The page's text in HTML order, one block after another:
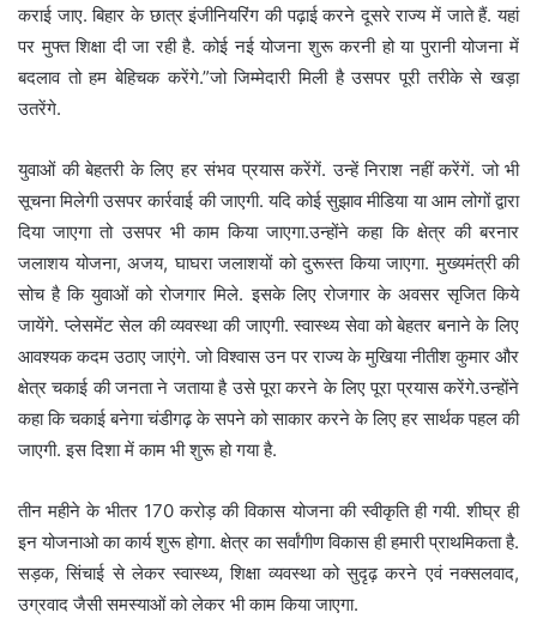
कराई जाए. बिहार के छात्र इंजीनियरिंग की पढ़ाई करने दूसरे राज्य में जाते हैं. यहां
पर मुफ्त शिक्षा दी जा रही है. कोई नई योजना शुरू करनी हो या पुरानी योजना में
बदलाव तो हम बेहिचक करेंगे.”जो जिम्मेदारी मिली है उसपर पूरी तरीके से खड़ा
उतरेंगे.
युवाओं की बेहतरी के लिए हर संभव प्रयास करेंगें. उन्हें निराश नहीं करेंगें. जो भी
सूचना मिलेगी उसपर कार्रवाई की जाएगी. यदि कोई सुझाव मीडिया या आम लोगों द्वारा
दिया जाएगा तो उसपर भी काम किया जाएगा.उन्होंने कहा कि क्षेत्र की बरनार
जलाशय योजना, अजय, घाघरा जलाशयों को दुरूस्त किया जाएगा. मुख्यमंत्री की
सोच है कि युवाओं को रोजगार मिले. इसके लिए रोजगार के अवसर सृजित किये
जायेंगे. प्लेसमेंट सेल की व्यवस्था की जाएगी. स्वास्थ्य सेवा को बेहतर बनाने के लिए
आवश्यक कदम उठाए जाएंगे. जो विश्वास उन पर राज्य के मुखिया नीतीश कुमार और
क्षेत्र चकाई की जनता ने जताया है उसे पूरा करने के लिए पूरा प्रयास करेंगे.उन्होंने
कहा कि चकाई बनेगा चंडीगढ़ के सपने को साकार करने के लिए हर सार्थक पहल की
जाएगी. इस दिशा में काम भी शुरू हो गया है.
तीन महीने के भीतर 170 करोड़ की विकास योजना की स्वीकृति ही गयी. शीघ्र ही
इन योजनाओ का कार्य शुरू होगा. क्षेत्र का सर्वांगीण विकास ही हमारी प्राथमिकता है.
सड़क, सिंचाई से लेकर स्वास्थ्य, शिक्षा व्यवस्था को सुदृढ़ करने एवं नक्सलवाद,
उग्रवाद जैसी समस्याओं को लेकर भी काम किया जाएगा.